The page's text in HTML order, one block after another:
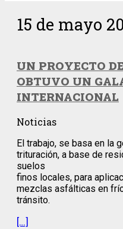
15 de mayo
UN PROYECTO
OBTUVO UN
INTERNACIONAL
Noticias
El trabajo, se basa en la
trituración, a base de
suelos
finos locales, para
mezclas asfálticas en
tránsito.
[…]